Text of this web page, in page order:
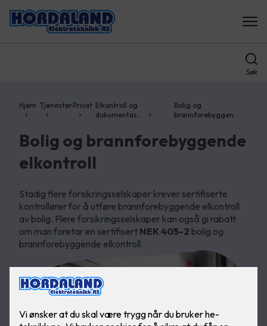
Søk
Hjem TjenesterPrivat Elkontroll og
dokumentas…
Bolig og
brannforebyggen…
Bolig og brannforebyggende
elkontroll
Stadig flere forsikringsselskaper krever sertifiserte
kontrollører for å utføre brannforebyggende elkontroll
av bolig. Flere forsikringsselskaper kan også gi rabatt
om man foretar en sertifisert NEK 405-2 bolig og
brannforebyggende elkontroll.